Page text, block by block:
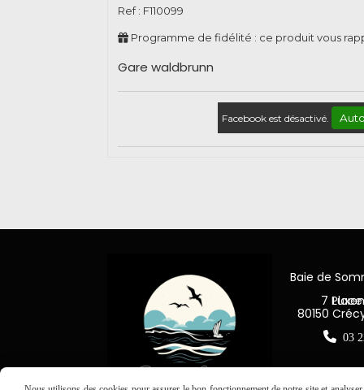
Ref : F110099
Programme de fidélité : ce produit vous
Gare waldbrunn
Facebook est désactivé.
Baie de
7 Place
80150
 03